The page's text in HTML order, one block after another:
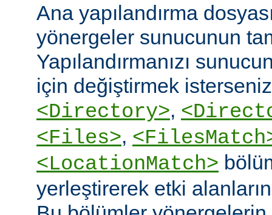
Ana yapılandırma
yönergeler sunucunun
Yapılandırmanızı
için değiştirmek
<Directory>,
<Files>,
<LocationMatch>
yerleştirerek etki